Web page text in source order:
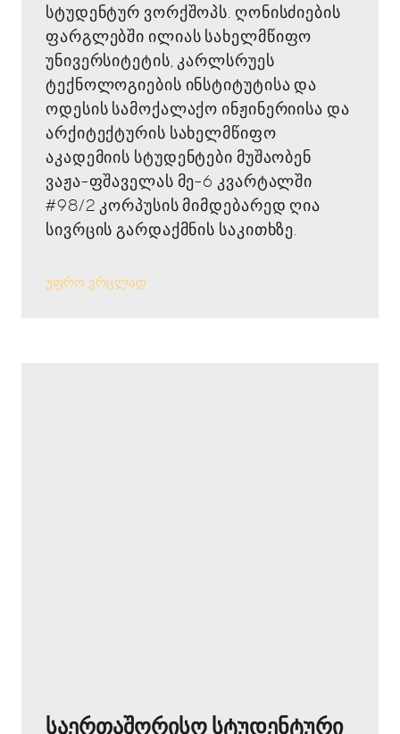
სტუდენტურ ვორქშოპს. ღონისძიების
ფარგლებში ილიას სახელმწიფო
უნივერსიტეტის, კარლსრუეს
ტექნოლოგიების ინსტიტუტისა და
ოდესის სამოქალაქო ინჟინერიისა და
არქიტექტურის სახელმწიფო
აკადემიის სტუდენტები მუშაობენ
ვაჟა-ფშაველას მე-6 კვარტალში
#98/2 კორპუსის მიმდებარედ ღია
სივრცის გარდაქმნის საკითხზე.
უფრო ვრცლად
საერთაშორისო სტუდენტური